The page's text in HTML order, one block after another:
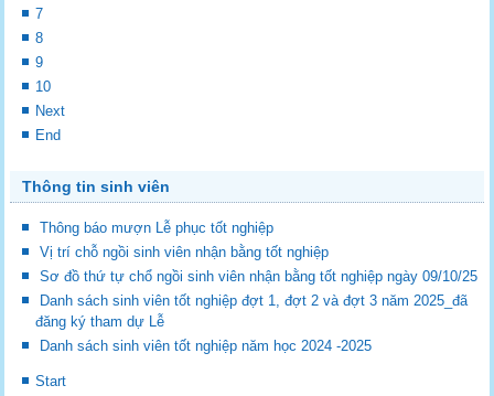
7
8
9
10
Next
End
Thông tin sinh viên
Thông báo mượn Lễ phục tốt nghiệp
Vị trí chỗ ngồi sinh viên nhận bằng tốt nghiệp
Sơ đồ thứ tự chổ ngồi sinh viên nhận bằng tốt nghiệp ngày 09/10/25
Danh sách sinh viên tốt nghiệp đợt 1, đợt 2 và đợt 3 năm 2025_đã
đăng ký tham dự Lễ
Danh sách sinh viên tốt nghiệp năm học 2024 -2025
Start